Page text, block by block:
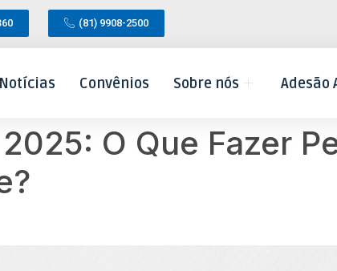
(81) 9908-2500
Notícias Convênios Sobre nós Adesão
O Que Fazer